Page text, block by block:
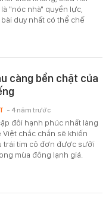
"nóc nhà" quyền lực,
duy nhất có thể chế
càng bền chặt của
đôi hạnh phúc nhất làng
Việt chắc chắn sẽ khiến
trái tim cô đơn được sưởi
mùa đông lạnh giá.
- 4 năm trước